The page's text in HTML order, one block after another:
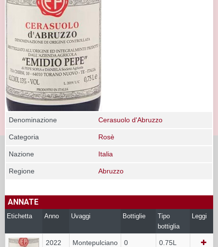
Denominazione Cerasuolo d'Abruzzo
Categoria Rosè
Nazione Italia
Regione Abruzzo
ANNATE
Etichetta Anno Uvaggi Bottiglie
Tipo
bottiglia
Leggi
2022
Montepulciano
0 0.75L